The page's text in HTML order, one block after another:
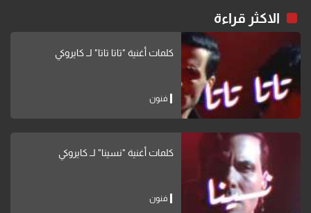
الاكثر قراءة
كلمات أغنية "تاتا تاتا" لــ كايروكي
فنون
كلمات أغنية "نسينا" لــ كايروكي
فنون